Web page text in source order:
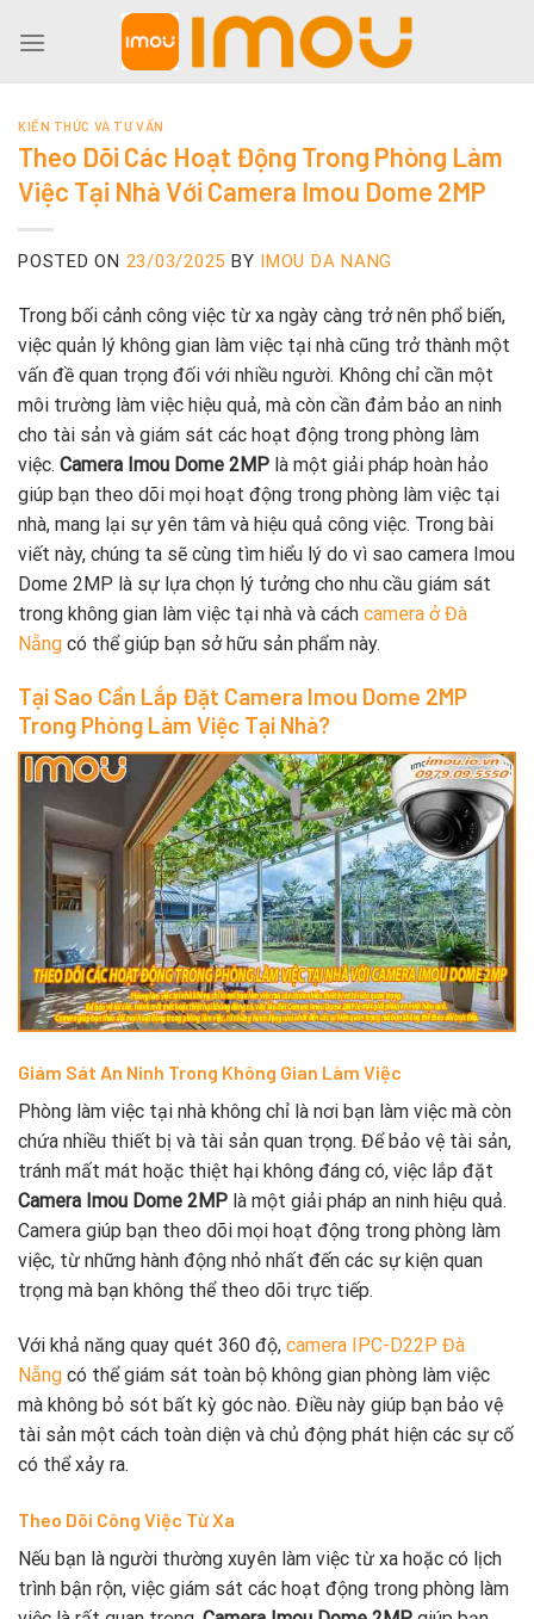
KIẾN THỨC VÀ TƯ VẤN
Theo Dõi Các Hoạt Động Trong Phòng Làm
Việc Tại Nhà Với Camera Imou Dome 2MP
POSTED ON 23/03/2025 BY IMOU DA NANG
Trong bối cảnh công việc từ xa ngày càng trở nên phổ biến,
việc quản lý không gian làm việc tại nhà cũng trở thành một
vấn đề quan trọng đối với nhiều người. Không chỉ cần một
môi trường làm việc hiệu quả, mà còn cần đảm bảo an ninh
cho tài sản và giám sát các hoạt động trong phòng làm
việc. Camera Imou Dome 2MP là một giải pháp hoàn hảo
giúp bạn theo dõi mọi hoạt động trong phòng làm việc tại
nhà, mang lại sự yên tâm và hiệu quả công việc. Trong bài
viết này, chúng ta sẽ cùng tìm hiểu lý do vì sao camera Imou
Dome 2MP là sự lựa chọn lý tưởng cho nhu cầu giám sát
trong không gian làm việc tại nhà và cách camera ở Đà
Nẵng có thể giúp bạn sở hữu sản phẩm này.
Tại Sao Cần Lắp Đặt Camera Imou Dome 2MP
Trong Phòng Làm Việc Tại Nhà?
Giám Sát An Ninh Trong Không Gian Làm Việc
Phòng làm việc tại nhà không chỉ là nơi bạn làm việc mà còn
chứa nhiều thiết bị và tài sản quan trọng. Để bảo vệ tài sản,
tránh mất mát hoặc thiệt hại không đáng có, việc lắp đặt
Camera Imou Dome 2MP là một giải pháp an ninh hiệu quả.
Camera giúp bạn theo dõi mọi hoạt động trong phòng làm
việc, từ những hành động nhỏ nhất đến các sự kiện quan
trọng mà bạn không thể theo dõi trực tiếp.
Với khả năng quay quét 360 độ, camera IPC-D22P Đà
Nẵng có thể giám sát toàn bộ không gian phòng làm việc
mà không bỏ sót bất kỳ góc nào. Điều này giúp bạn bảo vệ
tài sản một cách toàn diện và chủ động phát hiện các sự cố
có thể xảy ra.
Theo Dõi Công Việc Từ Xa
Nếu bạn là người thường xuyên làm việc từ xa hoặc có lịch
trình bận rộn, việc giám sát các hoạt động trong phòng làm